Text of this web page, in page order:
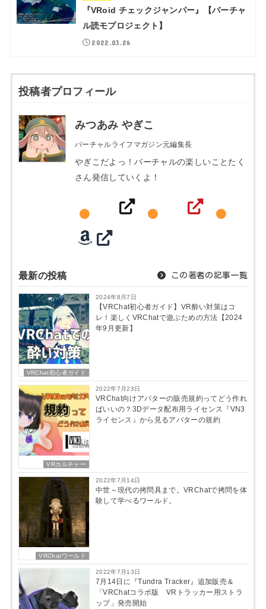
『VRoid チェックジャンパー』【バーチャ
ル読モプロジェクト】
2022.03.26
投稿者プロフィール
みつあみ やぎこ
バーチャルライフマガジン元編集長
やぎこだよっ！バーチャルの楽しいことたく
さん発信していくよ！
最新の投稿 この著者の記事一覧
VRChat初心者ガイド
2024年8月7日
【VRChat初心者ガイド】VR酔い対策はコ
レ！楽しくVRChatで遊ぶための方法【2024
年9月更新】
VRカルチャー
2022年7月23日
VRChat向けアバターの販売規約ってどう作れ
ばいいの？3Dデータ配布用ライセンス『VN3
ライセンス』から見るアバターの規約
VRChatワールド
2022年7月14日
中世～現代の拷問具まで。VRChatで拷問を体
験して学べるワールド。
2022年7月13日
7月14日に『Tundra Tracker』追加販売＆
「VRChatコラボ版 VRトラッカー用ストラ
ップ」発売開始